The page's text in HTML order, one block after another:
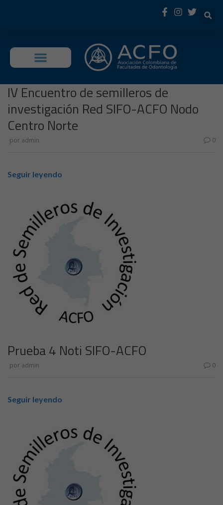
IV Encuentro de semilleros de
investigación Red SIFO-ACFO Nodo
Centro Norte
por admin 0
Seguir leyendo
Prueba 4 Noti SIFO-ACFO
por admin 0
Seguir leyendo